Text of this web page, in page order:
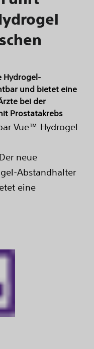
Hydrogel-
und bietet eine
bei der
Prostatakrebs
Vue™ Hydrogel
neue
Abstandhalter
eine